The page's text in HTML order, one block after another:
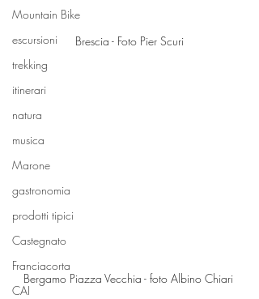
Mountain Bike
escursioni
trekking
itinerari
natura
musica
Marone
gastronomia
prodotti tipici
Castegnato
Franciacorta
CAI
Brescia - Foto Pier Scuri
Bergamo Piazza Vecchia - foto Albino Chiari